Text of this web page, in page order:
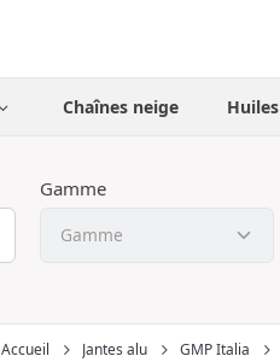
Chaînes neige Huiles
Gamme
Accueil Jantes alu GMP Italia